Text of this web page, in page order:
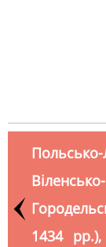
Польсько-
1434 рр.),